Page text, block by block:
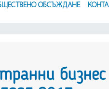
ОБСЪЖДАНЕ